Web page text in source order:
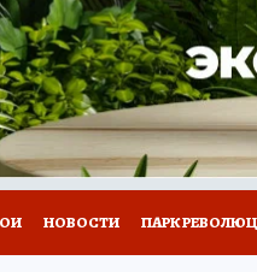
КП РЕКЛАМА ТЕСТЫ
НОВОСТИ ПАРК